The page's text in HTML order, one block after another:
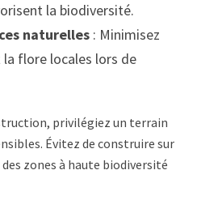
la biodiversité.
naturelles : Minimisez
flore locales lors de
privilégiez un terrain
Évitez de construire sur
zones à haute biodiversité